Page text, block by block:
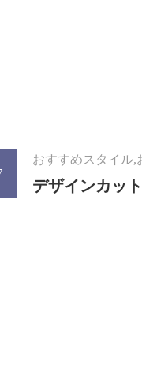
おすすめスタイル,
デザインカッ